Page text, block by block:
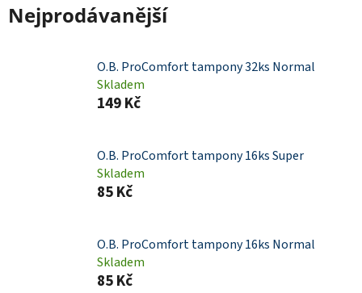
Nejprodávanější
O.B. ProComfort tampony 32ks Normal
Skladem
149 Kč
O.B. ProComfort tampony 16ks Super
Skladem
85 Kč
O.B. ProComfort tampony 16ks Normal
Skladem
85 Kč